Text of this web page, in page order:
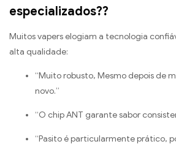
especializados??
Muitos vapers elogiam a tecnologia
alta qualidade:
“Muito robusto, Mesmo depois de
novo.”
“O chip ANT garante sabor
“Pasito é particularmente prático,